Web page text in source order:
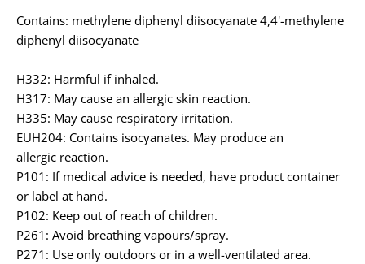
Contains: methylene diphenyl diisocyanate 4,4'-methylene
diphenyl diisocyanate
H332: Harmful if inhaled.
H317: May cause an allergic skin reaction.
H335: May cause respiratory irritation.
EUH204: Contains isocyanates. May produce an
allergic reaction.
P101: If medical advice is needed, have product container
or label at hand.
P102: Keep out of reach of children.
P261: Avoid breathing vapours/spray.
P271: Use only outdoors or in a well-ventilated area.